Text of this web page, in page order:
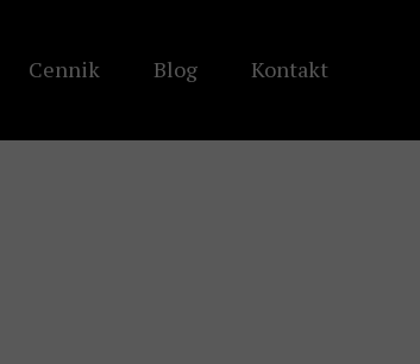
Cennik Blog
Kontakt